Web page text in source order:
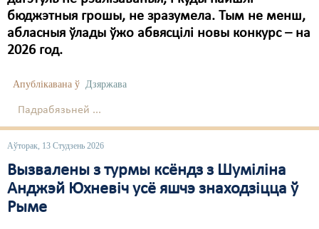
бюджэтныя грошы, не зразумела. Тым не менш,
абласныя ўлады ўжо абвясцілі новы конкурс – на
2026 год.
Апублікавана ў Дзяржава
Падрабязьней ...
Аўторак, 13 Студзень 2026
Вызвалены з турмы ксёндз з Шуміліна
Анджэй Юхневіч усё яшчэ знаходзіцца ў
Рыме